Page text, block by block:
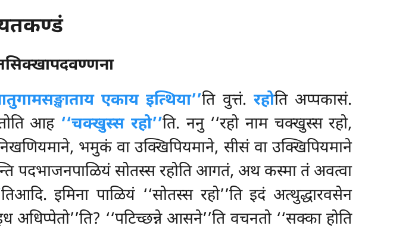
एकाय इत्थिया’’ति वुत्तं. रहोति अप्पकासं.
आह ‘‘चक्खुस्स रहो’’ति. ननु ‘‘रहो नाम चक्खुस्स रहो,
भमुकं वा उक्खिपियमाने, सीसं वा उक्खिपियमाने
पदभाजनपाळियं सोतस्स रहोति आगतं, अथ कस्मा तं अवत्वा
तिआदि. इमिना पाळियं ‘‘सोतस्स रहो’’ति इदं अत्थुद्धारवसेन
‘‘पटिच्छन्ने आसने’’ति वचनतो ‘‘सक्का होति